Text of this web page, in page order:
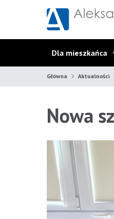
Dla mieszkańca
Główna Aktualności
Nowa